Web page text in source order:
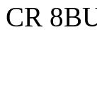
CR